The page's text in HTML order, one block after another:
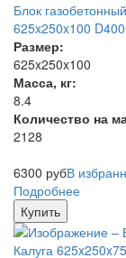
Блок
625x250x100 D400
Размер:
625x250x100
Масса, кг:
8.4
Количество на
2128
6300 рубВ
Подробнее
Купить